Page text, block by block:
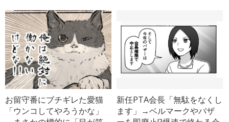
お留守番にブチギレた愛猫
「ウンコしてやろうかな」
新任PTA会長「無駄をなくし
ます」→ベルマークやバザ